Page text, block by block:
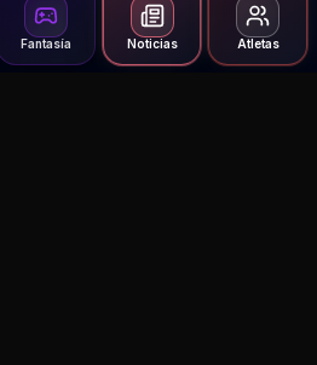
Fantasía Noticias Atletas